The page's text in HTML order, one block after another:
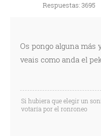
Respuestas: 3695
Os pongo alguna
veais como anda el
Si hubiera que elegir un
votaría por el ronroneo